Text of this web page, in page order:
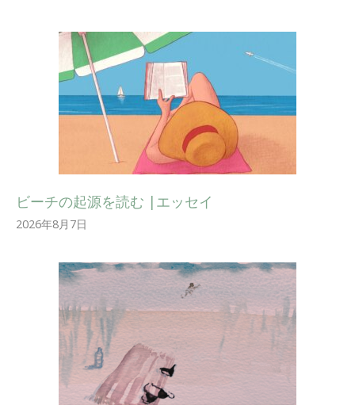
ビーチの起源を読む |エッセイ
2026年8月7日